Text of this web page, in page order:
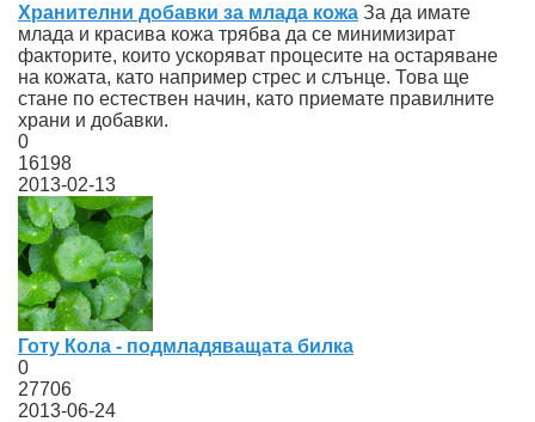
Хранителни добавки за млада кожа За да имате
млада и красива кожа трябва да се минимизират
факторите, които ускоряват процесите на остаряване
на кожата, като например стрес и слънце. Това ще
стане по естествен начин, като приемате правилните
храни и добавки.
0
16198
2013-02-13
Готу Кола - подмладяващата билка
0
27706
2013-06-24